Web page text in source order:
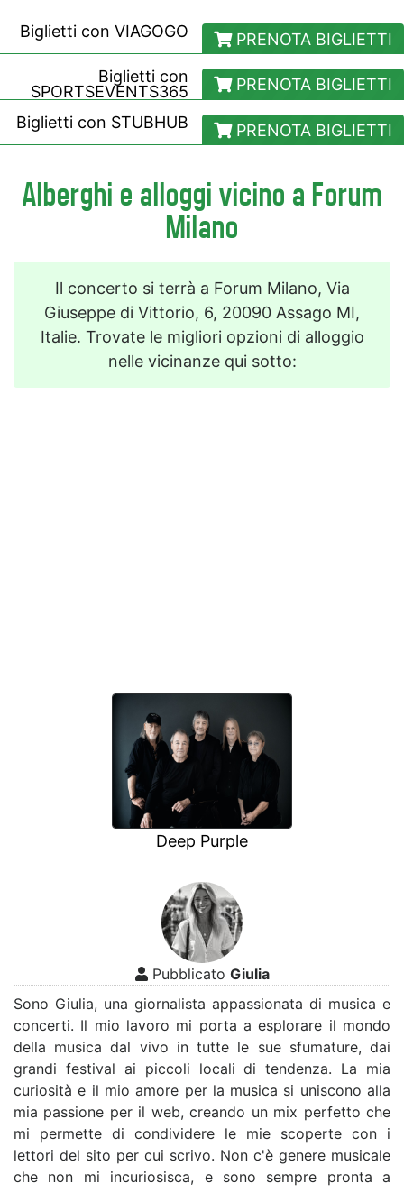
Biglietti con VIAGOGO
PRENOTA BIGLIETTI
Biglietti con
SPORTSEVENTS365
PRENOTA BIGLIETTI
Biglietti con STUBHUB PRENOTA BIGLIETTI
Alberghi e alloggi vicino a Forum
Milano
Il concerto si terrà a Forum Milano, Via
Giuseppe di Vittorio, 6, 20090 Assago MI,
Italie. Trovate le migliori opzioni di alloggio
nelle vicinanze qui sotto:
Deep Purple
Pubblicato Giulia
Sono Giulia, una giornalista appassionata di musica e
concerti. Il mio lavoro mi porta a esplorare il mondo
della musica dal vivo in tutte le sue sfumature, dai
grandi festival ai piccoli locali di tendenza. La mia
curiosità e il mio amore per la musica si uniscono alla
mia passione per il web, creando un mix perfetto che
mi permette di condividere le mie scoperte con i
lettori del sito per cui scrivo. Non c'è genere musicale
che non mi incuriosisca, e sono sempre pronta a